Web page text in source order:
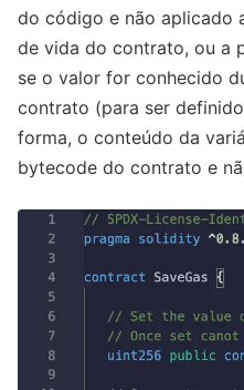
do código e não aplicado
de vida do contrato, ou a
se o valor for conhecido
contrato (para ser
forma, o conteúdo da
bytecode do contrato e